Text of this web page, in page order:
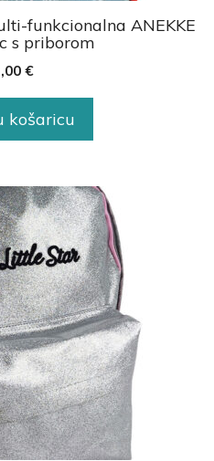
funkcionalna ANEKKE
s priborom
€
košaricu